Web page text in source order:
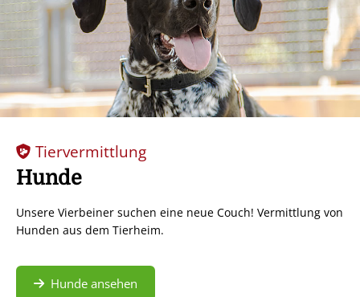
Tiervermittlung
Hunde
Unsere Vierbeiner suchen eine neue Couch! Vermittlung von
Hunden aus dem Tierheim.
Hunde ansehen